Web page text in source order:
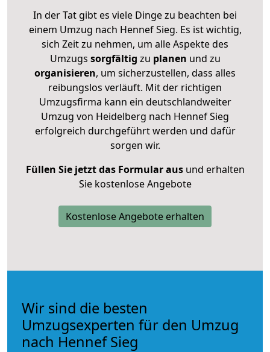
In der Tat gibt es viele Dinge zu beachten bei
einem Umzug nach Hennef Sieg. Es ist wichtig,
sich Zeit zu nehmen, um alle Aspekte des
Umzugs sorgfältig zu planen und zu
organisieren, um sicherzustellen, dass alles
reibungslos verläuft. Mit der richtigen
Umzugsfirma kann ein deutschlandweiter
Umzug von Heidelberg nach Hennef Sieg
erfolgreich durchgeführt werden und dafür
sorgen wir.
Füllen Sie jetzt das Formular ausund erhalten
Sie kostenlose Angebote
Kostenlose Angebote erhalten
Wir sind die besten
Umzugsexperten für den Umzug
nach Hennef Sieg